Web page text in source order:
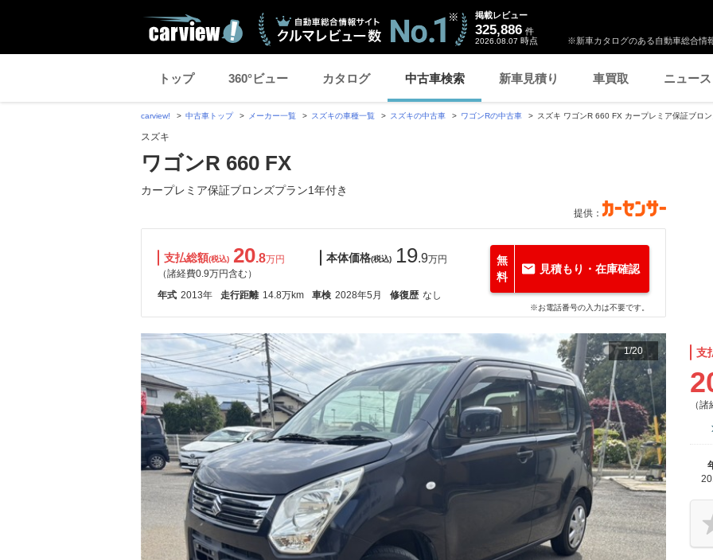
※新車カタログのある自動車総合情
掲載レビュー
325,886 件
2026.08.07 時点
トップ 360°ビュー カタログ 中古車検索 新車見積り 車買取 ニュース
carview! 中古車トップ メーカー一覧 スズキの車種一覧 スズキの中古車 ワゴンRの中古車 スズキ ワゴンR 660 FX カープレミア保証ブロ
スズキ
ワゴンR 660 FX
カープレミア保証ブロンズプラン1年付き
提供：
支払総額(税込) 20.8万円
（諸経費0.9万円含む）
本体価格(税込) 19.9万円
年式 2013年 走行距離 14.8万km 車検 2028年5月 修復歴 なし
無
料
見積もり・在庫確認
※お電話番号の入力は不要です。
1/20 支
（